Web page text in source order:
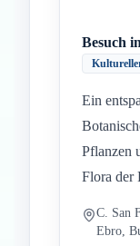
Besuch
Ein
Pflanzen
Flora der
C. San
Ebro,